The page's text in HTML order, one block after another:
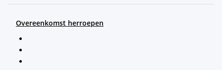
Overeenkomst herroepen